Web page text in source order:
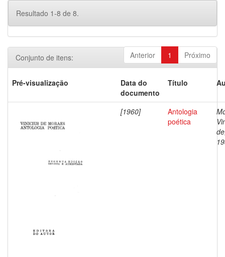
Resultado 1-8 de 8.
Anterior 1 Próximo
Conjunto de itens:
Pré-visualização
Data do
documento
Título
[1960]
Antologia
poética